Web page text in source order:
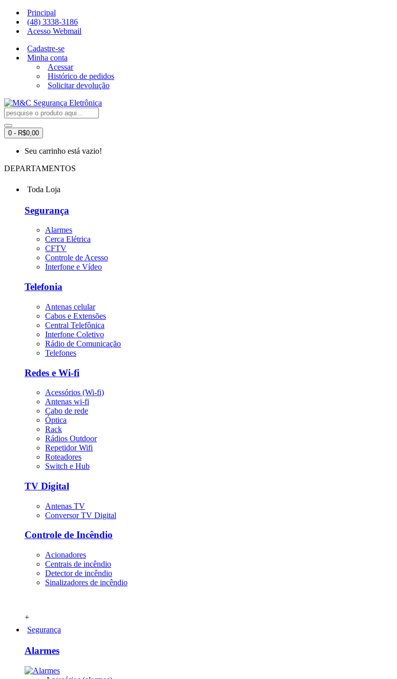
Principal
(48) 3338-3186
Acesso Webmail
Cadastre-se
Minha conta
Acessar
Histórico de pedidos
Solicitar devolução
0 - R$0,00
Seu carrinho está vazio!
DEPARTAMENTOS
Toda Loja
Segurança
Alarmes
Cerca Elétrica
CFTV
Controle de Acesso
Interfone e Vídeo
Telefonia
Antenas celular
Cabos e Extensões
Central Telefônica
Interfone Coletivo
Rádio de Comunicação
Telefones
Redes e Wi-fi
Acessórios (Wi-fi)
Antenas wi-fi
Cabo de rede
Óptica
Rack
Rádios Outdoor
Repetidor Wifi
Roteadores
Switch e Hub
TV Digital
Antenas TV
Conversor TV Digital
Controle de Incêndio
Acionadores
Centrais de incêndio
Detector de incêndio
Sinalizadores de incêndio
+
Segurança
Alarmes